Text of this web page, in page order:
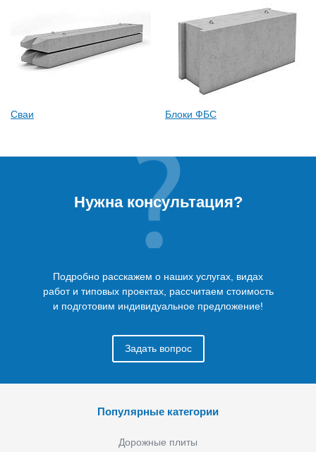
Сваи Блоки ФБС
Нужна консультация?
Подробно расскажем о наших услугах, видах
работ и типовых проектах, рассчитаем стоимость
и подготовим индивидуальное предложение!
Задать вопрос
Популярные категории
Дорожные плиты